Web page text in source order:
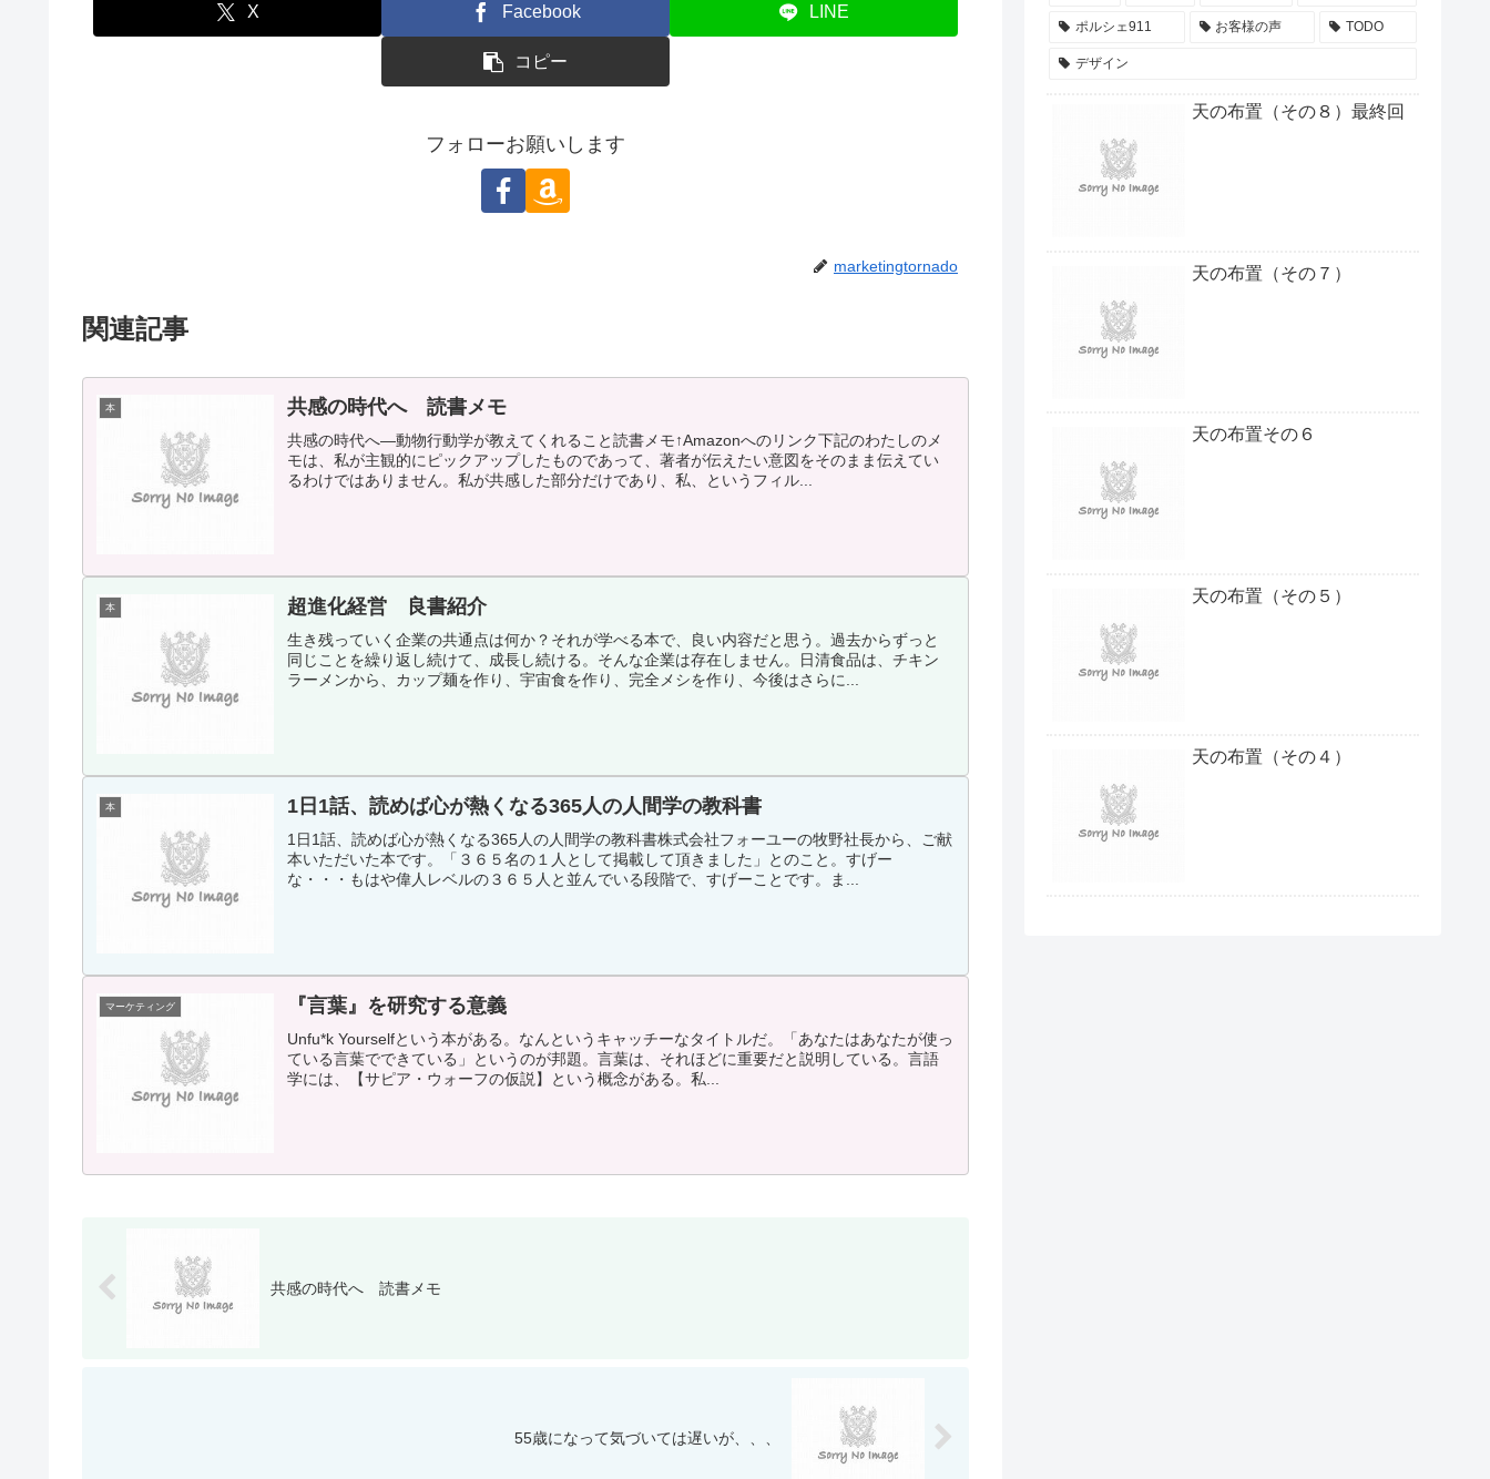
X Facebook LINE
コピー
フォローお願いします
marketingtornado
関連記事
本 共感の時代へ 読書メモ
共感の時代へ―動物行動学が教えてくれること読書メモ↑Amazonへのリンク下記のわたしのメ
モは、私が主観的にピックアップしたものであって、著者が伝えたい意図をそのまま伝えてい
るわけではありません。私が共感した部分だけであり、私、というフィル...
本 超進化経営 良書紹介
生き残っていく企業の共通点は何か？それが学べる本で、良い内容だと思う。過去からずっと
同じことを繰り返し続けて、成長し続ける。そんな企業は存在しません。日清食品は、チキン
ラーメンから、カップ麺を作り、宇宙食を作り、完全メシを作り、今後はさらに...
本 1日1話、読めば心が熱くなる365人の人間学の教科書
1日1話、読めば心が熱くなる365人の人間学の教科書株式会社フォーユーの牧野社長から、ご献
本いただいた本です。「３６５名の１人として掲載して頂きました」とのこと。すげー
な・・・もはや偉人レベルの３６５人と並んでいる段階で、すげーことです。ま...
マーケティング 『言葉』を研究する意義
Unfu*k Yourselfという本がある。なんというキャッチーなタイトルだ。「あなたはあなたが使っ
ている言葉でできている」というのが邦題。言葉は、それほどに重要だと説明している。言語
学には、【サピア・ウォーフの仮説】という概念がある。私...
共感の時代へ 読書メモ
55歳になって気づいては遅いが、、、
ポルシェ911 お客様の声 TODO
デザイン
天の布置（その８）最終回
天の布置（その７）
天の布置その６
天の布置（その５）
天の布置（その４）